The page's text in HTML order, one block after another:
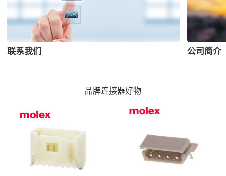
联系我们 公司简介
品牌连接器好物